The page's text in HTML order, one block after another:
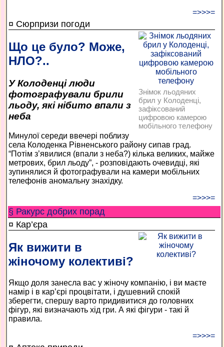
=>>>=
¤ Сюрпризи погоди
Знімок льодяних
брил у Колоденці,
зафіксований
цифровою камерою
мобільного телефону
Що це було? Може,
НЛО?..
У Колоденці люди
фотографували брили
льоду, які нібито впали з
неба
Минулої середи ввечері поблизу
села Колоденка Рівненського району сипав град.
“Потім з’явилися (впали з неба?) кілька великих, майже
метрових, брил льоду”, - розповідають очевидці, які
зупинялися й фотографували на камери мобільних
телефонів аномальну знахідку.
=>>>=
§ Ракурс добрих порад
¤ Кар’єра
Як вижити в
жіночому колективі?
Якщо доля занесла вас у жіночу компанію, і ви маєте
намір і в кар’єрі процвітати, і душевний спокій
зберегти, спершу варто придивитися до головних
фігур, які визначають хід гри. А які фігури - такі й
правила.
=>>>=